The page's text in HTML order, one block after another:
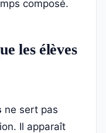
composé.
les élèves
ne sert pas
Il apparaît